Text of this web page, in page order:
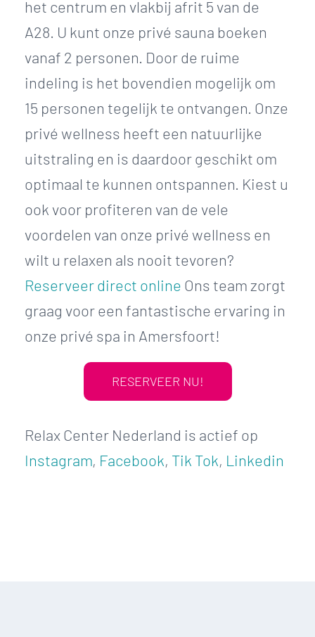
het centrum en vlakbij afrit 5 van de
A28. U kunt onze privé sauna boeken
vanaf 2 personen. Door de ruime
indeling is het bovendien mogelijk om
15 personen tegelijk te ontvangen. Onze
privé wellness heeft een natuurlijke
uitstraling en is daardoor geschikt om
optimaal te kunnen ontspannen. Kiest u
ook voor profiteren van de vele
voordelen van onze privé wellness en
wilt u relaxen als nooit tevoren?
Reserveer direct online Ons team zorgt
graag voor een fantastische ervaring in
onze privé spa in Amersfoort!
RESERVEER NU!
Relax Center Nederland is actief op
Instagram, Facebook, Tik Tok, Linkedin